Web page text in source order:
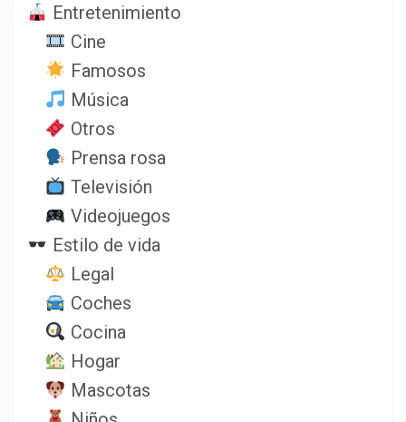
Entretenimiento
Cine
Famosos
Música
Otros
Prensa rosa
Televisión
Videojuegos
Estilo de vida
Legal
Coches
Cocina
Hogar
Mascotas